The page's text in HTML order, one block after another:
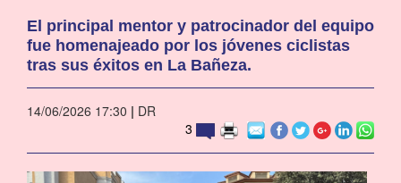
El principal mentor y patrocinador del equipo
fue homenajeado por los jóvenes ciclistas
tras sus éxitos en La Bañeza.
14/06/2026 17:30 | DR
3